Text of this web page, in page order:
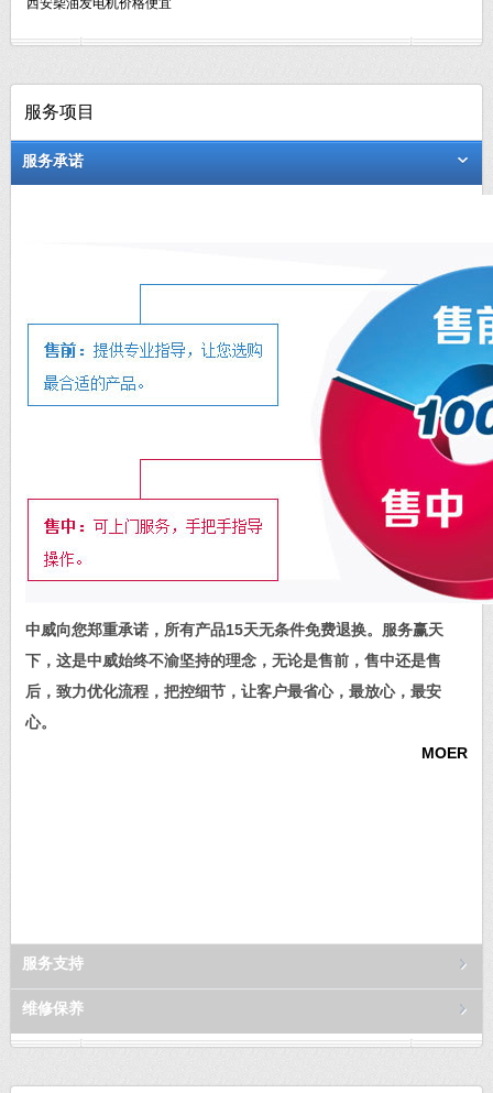
西安柴油发电机价格便宜
服务项目
服务承诺
中威向您郑重承诺，所有产品15天无条件免费退换。服务赢天
下，这是中威始终不渝坚持的理念，无论是售前，售中还是售
后，致力优化流程，把控细节，让客户最省心，最放心，最安
心。
MOER
服务支持
维修保养